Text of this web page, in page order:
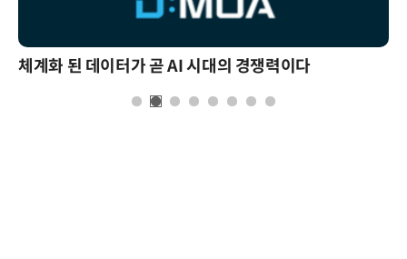
체계화 된 데이터가 곧 AI 시대의 경쟁력이다